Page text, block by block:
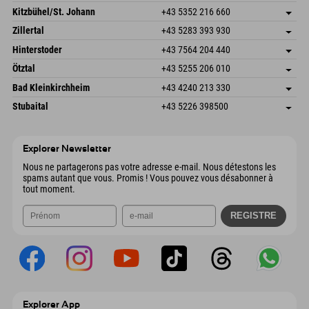
Dorfstr. 127b
6793 Gaschurn/Montafon
Autriche
Enregistrer l'adresse
Informations d'arrivée
Réservation
Kitzbühel/St. Johann +43 5352 216 660
Speckbacherstraße 87
Autriche
Enregistrer l'adresse
Réservation
Zillertal +43 5283 393 930
Schmiedau 2
6272 Kaltenbach im Zillertal
Autriche
Enregistrer l'adresse
Informations d'arrivée
Réservation
Hinterstoder +43 7564 204 440
Freizeitpark 10
Autriche
Enregistrer l'adresse
Réservation
Ötztal +43 5255 206 010
Gscheat 14
6441 Umhausen
Autriche
Enregistrer l'adresse
Informations d'arrivée
Réservation
Bad Kleinkirchheim +43 4240 213 330
Dorfstraße 24
Enregistrer l'adresse
Stubaital +43 5226 398500
Explorer Newsletter
Nous ne partagerons pas votre adresse e-mail. Nous détestons les
spams autant que vous. Promis ! Vous pouvez vous désabonner à
tout moment.
Explorer App